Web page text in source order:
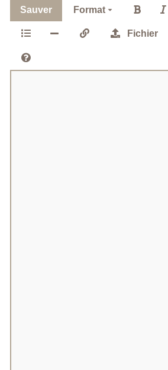
Sauver Format
Fichier